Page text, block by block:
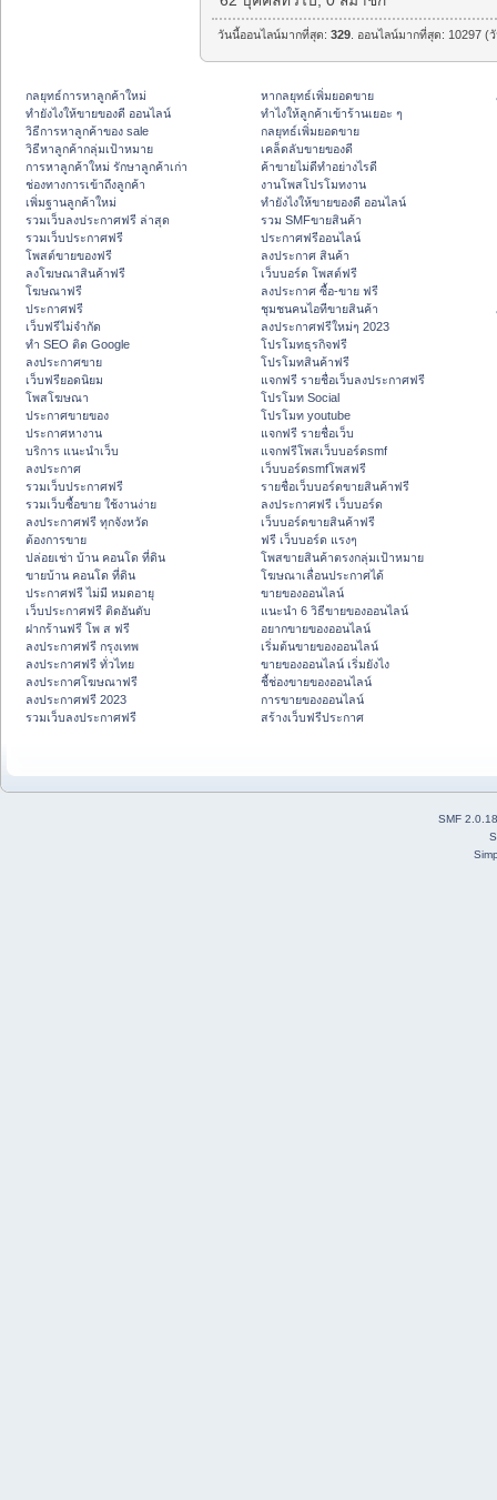
วันนี้ออนไลน์มากที่สุด:329 . ออนไลน์มากที่สุด: 10297
กลยุทธ์การหาลูกค้าใหม่
ทํายังไงให้ขายของดี ออนไลน์
วิธีการหาลูกค้าของ sale
วิธีหาลูกค้ากลุ่มเป้าหมาย
การหาลูกค้าใหม่ รักษาลูกค้าเก่า
ช่องทางการเข้าถึงลูกค้า
เพิ่มฐานลูกค้าใหม่
รวมเว็บลงประกาศฟรี ล่าสุด
รวมเว็บประกาศฟรี
โพสต์ขายของฟรี
ลงโฆษณาสินค้าฟรี
โฆษณาฟรี
ประกาศฟรี
เว็บฟรีไม่จำกัด
ทำ SEO ติด Google
ลงประกาศขาย
เว็บฟรียอดนิยม
โพสโฆษณา
ประกาศขายของ
ประกาศหางาน
บริการ แนะนำเว็บ
ลงประกาศ
รวมเว็บประกาศฟรี
รวมเว็บซื้อขาย ใช้งานง่าย
ลงประกาศฟรี ทุกจังหวัด
ต้องการขาย
ปล่อยเช่า บ้าน คอนโด ที่ดิน
ขายบ้าน คอนโด ที่ดิน
ประกาศฟรี ไม่มี หมดอายุ
เว็บประกาศฟรี ติดอันดับ
ฝากร้านฟรี โพ ส ฟรี
ลงประกาศฟรี กรุงเทพ
ลงประกาศฟรี ทั่วไทย
ลงประกาศโฆษณาฟรี
ลงประกาศฟรี 2023
รวมเว็บลงประกาศฟรี
หากลยุทธ์เพิ่มยอดขาย
ทําไงให้ลูกค้าเข้าร้านเยอะ ๆ
กลยุทธ์เพิ่มยอดขาย
เคล็ดลับขายของดี
ค้าขายไม่ดีทำอย่างไรดี
งานโพสโปรโมทงาน
ทํายังไงให้ขายของดี ออนไลน์
รวม SMFขายสินค้า
ประกาศฟรีออนไลน์
ลงประกาศ สินค้า
เว็บบอร์ด โพสต์ฟรี
ลงประกาศ ซื้อ-ขาย ฟรี
ชุมชนคนไอทีขายสินค้า
ลงประกาศฟรีใหม่ๆ 2023
โปรโมทธุรกิจฟรี
โปรโมทสินค้าฟรี
แจกฟรี รายชื่อเว็บลงประกาศฟรี
โปรโมท Social
โปรโมท youtube
แจกฟรี รายชื่อเว็บ
แจกฟรีโพสเว็บบอร์ดsmf
เว็บบอร์ดsmfโพสฟรี
รายชื่อเว็บบอร์ดขายสินค้าฟรี
ลงประกาศฟรี เว็บบอร์ด
เว็บบอร์ดขายสินค้าฟรี
ฟรี เว็บบอร์ด แรงๆ
โพสขายสินค้าตรงกลุ่มเป้าหมาย
โฆษณาเลื่อนประกาศได้
ขายของออนไลน์
แนะนำ 6 วิธีขายของออนไลน์
อยากขายของออนไลน์
เริ่มต้นขายของออนไลน์
ขายของออนไลน์ เริ่มยังไง
ชี้ช่องขายของออนไลน์
การขายของออนไลน์
สร้างเว็บฟรีประกาศ
SMF 2.0.18